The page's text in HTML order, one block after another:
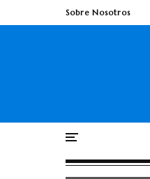
Sobre Nosotros